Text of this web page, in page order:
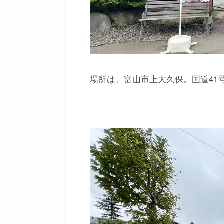
場所は、富山市上大久保。国道41